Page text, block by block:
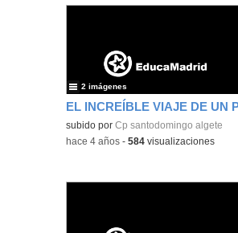
Contenido educativo.
subido porCp santodomingo algete
2 imágenes
-hace 4 años -584 visualizaciones